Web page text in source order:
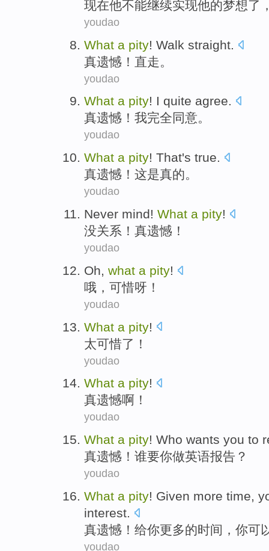
现在他不能继续实现他的梦想了
youdao
What a pity! Walk straight
真遗憾！直走。
youdao
What a pity! I quite agree.
真遗憾！ 我完全同意。
youdao
What a pity! That's true.
真遗憾！ 这是真的。
youdao
Never mind! What a pity!
没关系 ！ 真遗憾！
youdao
Oh, what a pity!
哦 ， 可惜呀！
youdao
What a pity!
太可惜了！
youdao
What a pity!
真遗憾啊！
youdao
What a pity! Who wants you to
真遗憾！ 谁要你做英语报告 ？
youdao
What a pity! Given more time,
interest.
真遗憾！ 给你更多的时间 ， 你可
youdao